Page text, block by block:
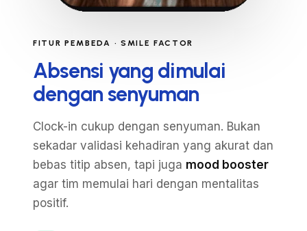
FITUR PEMBEDA · SMILE FACTOR
Absensi yang dimulai
dengan senyuman
Clock-in cukup dengan senyuman. Bukan
sekadar validasi kehadiran yang akurat dan
bebas titip absen, tapi juga mood booster
agar tim memulai hari dengan mentalitas
positif.